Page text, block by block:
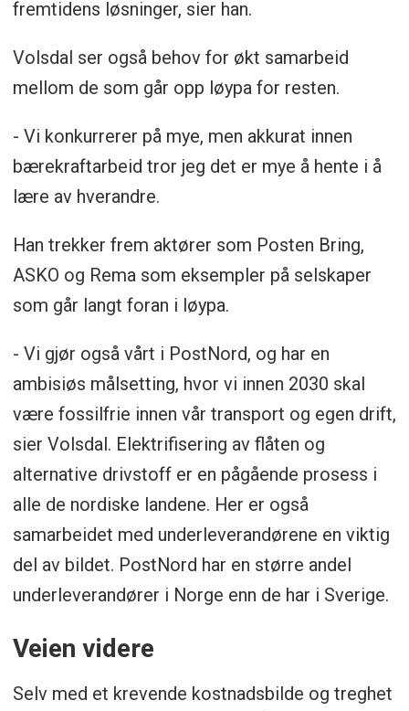
fremtidens løsninger, sier han.
Volsdal ser også behov for økt samarbeid
mellom de som går opp løypa for resten.
- Vi konkurrerer på mye, men akkurat innen
bærekraftarbeid tror jeg det er mye å hente i å
lære av hverandre.
Han trekker frem aktører som Posten Bring,
ASKO og Rema som eksempler på selskaper
som går langt foran i løypa.
- Vi gjør også vårt i PostNord, og har en
ambisiøs målsetting, hvor vi innen 2030 skal
være fossilfrie innen vår transport og egen drift,
sier Volsdal. Elektrifisering av flåten og
alternative drivstoff er en pågående prosess i
alle de nordiske landene. Her er også
samarbeidet med underleverandørene en viktig
del av bildet. PostNord har en større andel
underleverandører i Norge enn de har i Sverige.
Veien videre
Selv med et krevende kostnadsbilde og treghet